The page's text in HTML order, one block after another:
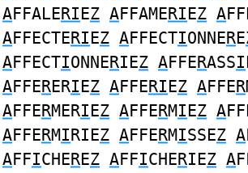
AFFALERIEZ AFFAMERIEZ A
AFFECTERIEZ AFFECTIONNERE
AFFECTIONNERIEZ AFFERASSI
AFFERERIEZ AFFERIEZ AFFER
AFFERMERIEZ AFFERMIEZ A
AFFERMIRIEZ AFFERMISSEZ A
AFFICHEREZ AFFICHERIEZ A